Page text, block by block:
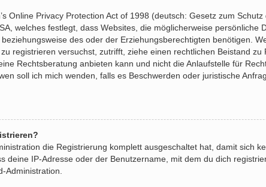
Online Privacy Protection Act of 1998 (deutsch: Gesetz zum
welches festlegt, dass Websites, die möglicherweise persönliche
des oder der Erziehungsberechtigten benötigen.
registrieren versuchst, zutrifft, ziehe einen rechtlichen Beistand zu
Rechtsberatung anbieten kann und nicht die Anlaufstelle für
soll ich mich wenden, falls es Beschwerden oder juristische
die Registrierung komplett ausgeschaltet hat, damit sich
deine IP-Adresse oder der Benutzername, mit dem du dich
Administration.